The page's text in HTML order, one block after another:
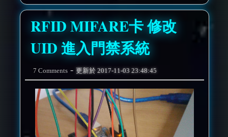
RFID MIFARE卡 修改
UID 進入門禁系統
7 Comments -更新於2017-11-03 23:48:45